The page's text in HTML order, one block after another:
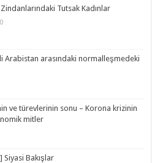
Tutsak Kadınlar
Arabistan arasındaki normalleşmedeki
ve türevlerinin sonu – Korona krizinin
mitler
Siyasi Bakışlar